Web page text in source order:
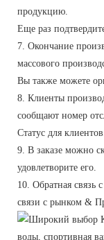
продукцию.
Еще раз
7. Окончание
массового
Вы также можете
8. Клиенты
сообщают номер
Статус для клиентов.
9. В заказе можно
удовлетворите его.
10. Обратная связь
связи с рынком &